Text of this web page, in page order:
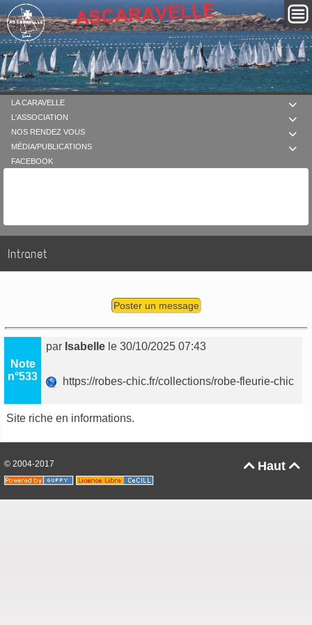

LA CARAVELLE

L'ASSOCIATION

NOS RENDEZ VOUS

MÉDIA/PUBLICATIONS
FACEBOOK
Intranet
Poster un message
Note
n°533
par Isabelle le 30/10/2025 07:43
https://robes-chic.fr/collections/robe-fleurie-chic
Site riche en informations.
Haut 
© 2004-2017